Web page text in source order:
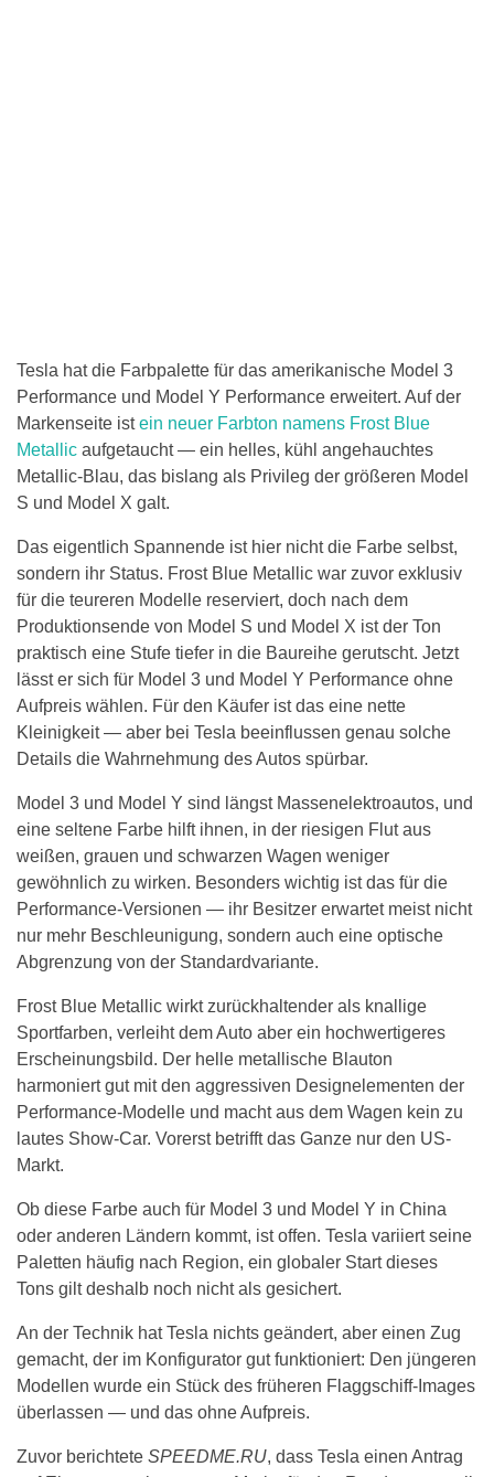
Tesla hat die Farbpalette für das amerikanische Model 3
Performance und Model Y Performance erweitert. Auf der
Markenseite istein neuer Farbton namens Frost Blue
Metallic aufgetaucht — ein helles, kühl angehauchtes
Metallic-Blau, das bislang als Privileg der größeren Model
S und Model X galt.
Das eigentlich Spannende ist hier nicht die Farbe selbst,
sondern ihr Status. Frost Blue Metallic war zuvor exklusiv
für die teureren Modelle reserviert, doch nach dem
Produktionsende von Model S und Model X ist der Ton
praktisch eine Stufe tiefer in die Baureihe gerutscht. Jetzt
lässt er sich für Model 3 und Model Y Performance ohne
Aufpreis wählen. Für den Käufer ist das eine nette
Kleinigkeit — aber bei Tesla beeinflussen genau solche
Details die Wahrnehmung des Autos spürbar.
Model 3 und Model Y sind längst Massenelektroautos, und
eine seltene Farbe hilft ihnen, in der riesigen Flut aus
weißen, grauen und schwarzen Wagen weniger
gewöhnlich zu wirken. Besonders wichtig ist das für die
Performance-Versionen — ihr Besitzer erwartet meist nicht
nur mehr Beschleunigung, sondern auch eine optische
Abgrenzung von der Standardvariante.
Frost Blue Metallic wirkt zurückhaltender als knallige
Sportfarben, verleiht dem Auto aber ein hochwertigeres
Erscheinungsbild. Der helle metallische Blauton
harmoniert gut mit den aggressiven Designelementen der
Performance-Modelle und macht aus dem Wagen kein zu
lautes Show-Car. Vorerst betrifft das Ganze nur den US-
Markt.
Ob diese Farbe auch für Model 3 und Model Y in China
oder anderen Ländern kommt, ist offen. Tesla variiert seine
Paletten häufig nach Region, ein globaler Start dieses
Tons gilt deshalb noch nicht als gesichert.
An der Technik hat Tesla nichts geändert, aber einen Zug
gemacht, der im Konfigurator gut funktioniert: Den jüngeren
Modellen wurde ein Stück des früheren Flaggschiff-Images
überlassen — und das ohne Aufpreis.
Zuvor berichtete SPEEDME.RU, dass Tesla einen Antrag